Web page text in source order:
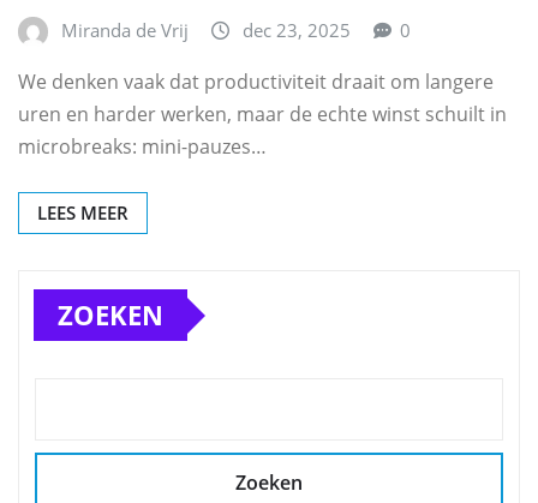
Miranda de Vrij dec 23, 2025 0
We denken vaak dat productiviteit draait om langere
uren en harder werken, maar de echte winst schuilt in
microbreaks: mini-pauzes…
LEES MEER
ZOEKEN
Zoeken